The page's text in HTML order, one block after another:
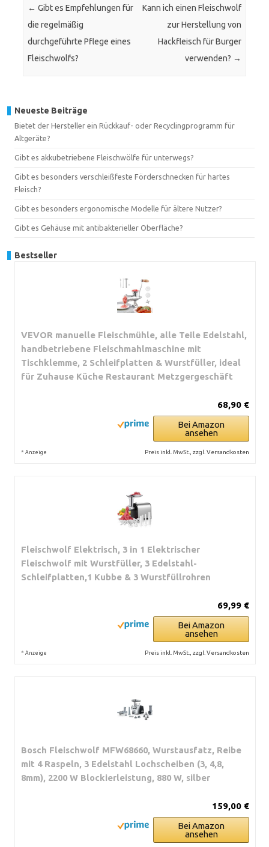
← Gibt es Empfehlungen für
die regelmäßig
durchgeführte Pflege eines
Fleischwolfs?
Kann ich einen Fleischwolf
zur Herstellung von
Hackfleisch für Burger
verwenden? →
Neueste Beiträge
Bietet der Hersteller ein Rückkauf- oder Recyclingprogramm für
Altgeräte?
Gibt es akkubetriebene Fleischwölfe für unterwegs?
Gibt es besonders verschleißfeste Förderschnecken für hartes
Fleisch?
Gibt es besonders ergonomische Modelle für ältere Nutzer?
Gibt es Gehäuse mit antibakterieller Oberfläche?
Bestseller
VEVOR manuelle Fleischmühle, alle Teile Edelstahl,
handbetriebene Fleischmahlmaschine mit
Tischklemme, 2 Schleifplatten & Wurstfüller, ideal
für Zuhause Küche Restaurant Metzgergeschäft
68,90 €
Bei Amazon
ansehen
* Anzeige Preis inkl. MwSt., zzgl. Versandkosten
Fleischwolf Elektrisch, 3 in 1 Elektrischer
Fleischwolf mit Wurstfüller, 3 Edelstahl-
Schleifplatten,1 Kubbe & 3 Wurstfüllrohren
69,99 €
Bei Amazon
ansehen
* Anzeige Preis inkl. MwSt., zzgl. Versandkosten
Bosch Fleischwolf MFW68660, Wurstausfatz, Reibe
mit 4 Raspeln, 3 Edelstahl Lochscheiben (3, 4,8,
8mm), 2200 W Blockierleistung, 880 W, silber
159,00 €
Bei Amazon
ansehen